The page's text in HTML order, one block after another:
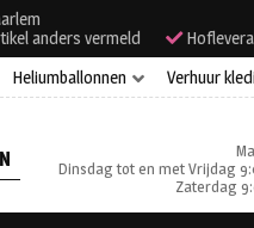
anders vermeld
Heliumballonnen Verhuur
Dinsdag tot en met Vrijdag
Zaterdag